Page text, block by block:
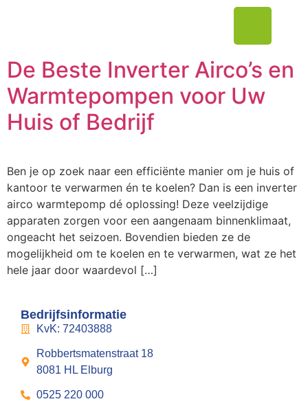
De Beste Inverter Airco’s en
Warmtepompen voor Uw
Huis of Bedrijf
Ben je op zoek naar een efficiënte manier om je huis of
kantoor te verwarmen én te koelen? Dan is een inverter
airco warmtepomp dé oplossing! Deze veelzijdige
apparaten zorgen voor een aangenaam binnenklimaat,
ongeacht het seizoen. Bovendien bieden ze de
mogelijkheid om te koelen en te verwarmen, wat ze het
hele jaar door waardevol […]
Bedrijfsinformatie
KvK: 72403888
Robbertsmatenstraat 18
8081 HL Elburg
0525 220 000